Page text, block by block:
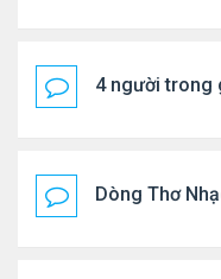
4 người trong
Dòng Thơ